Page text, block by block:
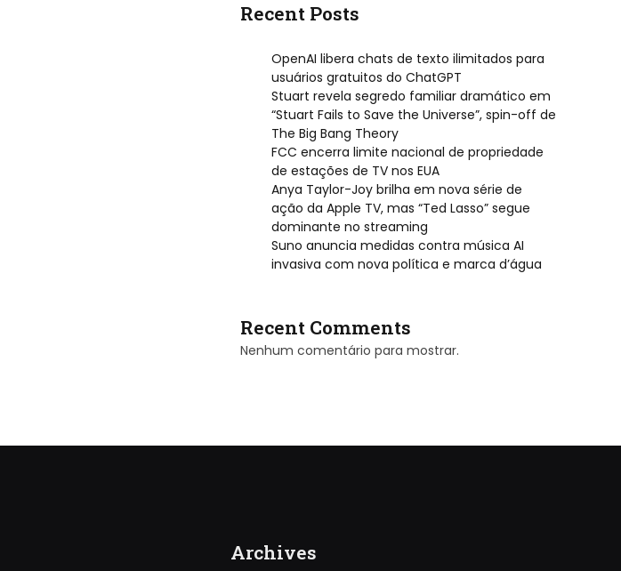
Recent Posts
OpenAI libera chats de texto ilimitados para
usuários gratuitos do ChatGPT
Stuart revela segredo familiar dramático em
“Stuart Fails to Save the Universe”, spin-off de
The Big Bang Theory
FCC encerra limite nacional de propriedade
de estações de TV nos EUA
Anya Taylor-Joy brilha em nova série de
ação da Apple TV, mas “Ted Lasso” segue
dominante no streaming
Suno anuncia medidas contra música AI
invasiva com nova política e marca d’água
Recent Comments
Nenhum comentário para mostrar.
Archives